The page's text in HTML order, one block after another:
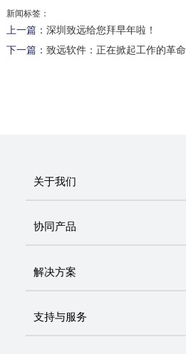
新闻标签：
上一篇： 深圳致远给您拜早年啦！
下一篇： 致远软件：正在掀起工作的革命
关于我们
协同产品
解决方案
支持与服务